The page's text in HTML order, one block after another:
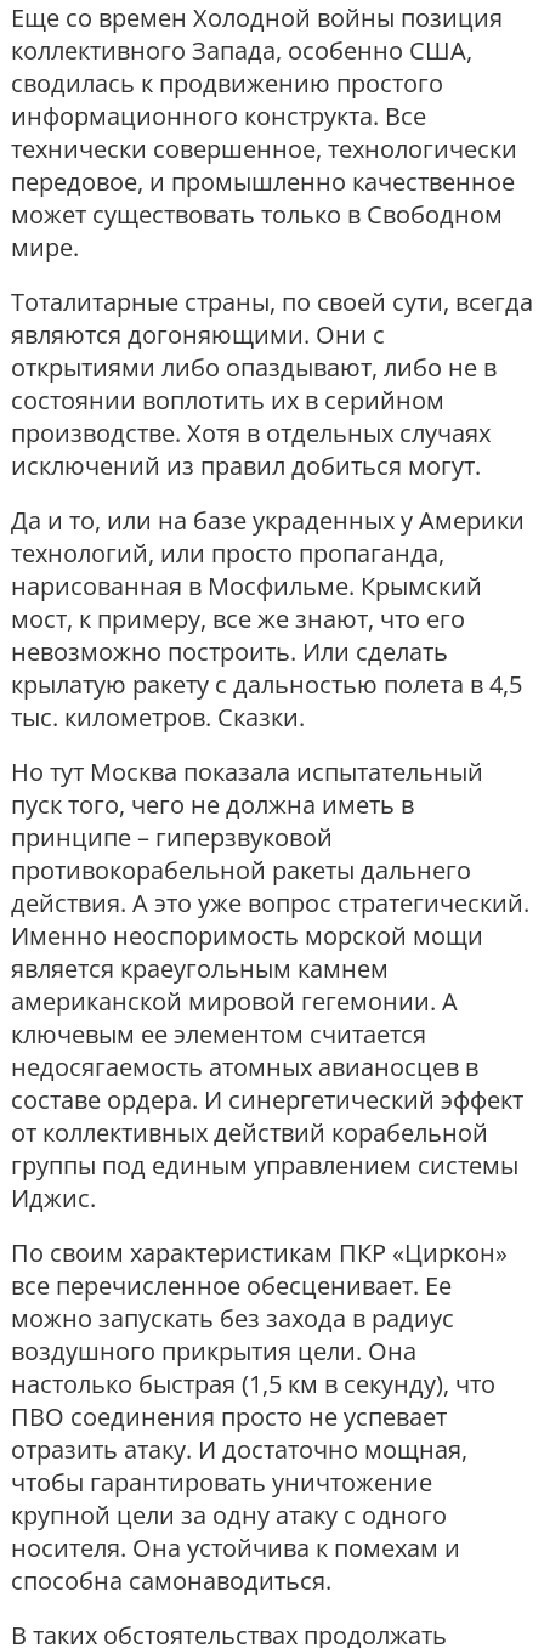
Еще со времен Холодной войны позиция
коллективного Запада, особенно США,
сводилась к продвижению простого
информационного конструкта. Все
технически совершенное, технологически
передовое, и промышленно качественное
может существовать только в Свободном
мире.
Тоталитарные страны, по своей сути, всегда
являются догоняющими. Они с
открытиями либо опаздывают, либо не в
состоянии воплотить их в серийном
производстве. Хотя в отдельных случаях
исключений из правил добиться могут.
Да и то, или на базе украденных у Америки
технологий, или просто пропаганда,
нарисованная в Мосфильме. Крымский
мост, к примеру, все же знают, что его
невозможно построить. Или сделать
крылатую ракету с дальностью полета в 4,5
тыс. километров. Сказки.
Но тут Москва показала испытательный
пуск того, чего не должна иметь в
принципе – гиперзвуковой
противокорабельной ракеты дальнего
действия. А это уже вопрос стратегический.
Именно неоспоримость морской мощи
является краеугольным камнем
американской мировой гегемонии. А
ключевым ее элементом считается
недосягаемость атомных авианосцев в
составе ордера. И синергетический эффект
от коллективных действий корабельной
группы под единым управлением системы
Иджис.
По своим характеристикам ПКР «Циркон»
все перечисленное обесценивает. Ее
можно запускать без захода в радиус
воздушного прикрытия цели. Она
настолько быстрая (1,5 км в секунду), что
ПВО соединения просто не успевает
отразить атаку. И достаточно мощная,
чтобы гарантировать уничтожение
крупной цели за одну атаку с одного
носителя. Она устойчива к помехам и
способна самонаводиться.
В таких обстоятельствах продолжать